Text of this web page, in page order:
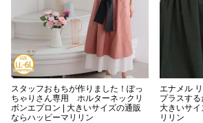
スタッフおもちが作りました！ぽっ
ちゃりさん専用 ホルターネックリ
ボンエプロン | 大きいサイズの通販
ならハッピーマリリン
エナメル
プラスす
大きいサイ
リリン